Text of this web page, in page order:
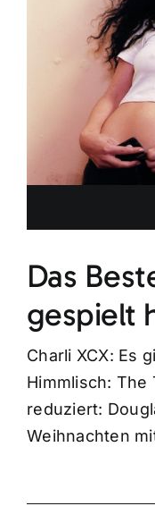
Das
gespielt
Charli XCX: Es
Himmlisch:
reduziert:
Weihnachten